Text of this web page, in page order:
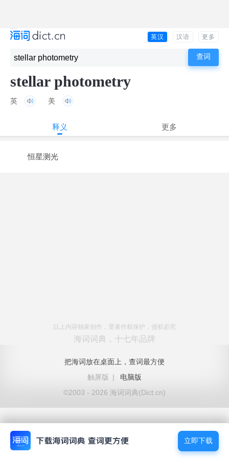
英汉 汉语 更多
stellar photometry
英 美
释义 更多
恒星测光
以上内容独家创作，受著作权保护，侵权必究
海词词典，十七年品牌
把海词放在桌面上，查词最方便
触屏版
|
电脑版
©2003 - 2026 海词词典(Dict.cn)
立即下载
立即下载